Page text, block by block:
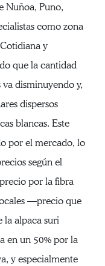
Nuñoa, Puno,
como zona
y
que la cantidad
disminuyendo y,
dispersos
blancas. Este
por el mercado, lo
según el
por la fibra
—precio que
la alpaca suri
en un 50% por la
y especialmente